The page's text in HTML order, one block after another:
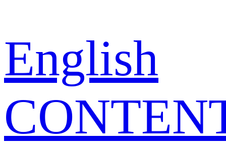
English